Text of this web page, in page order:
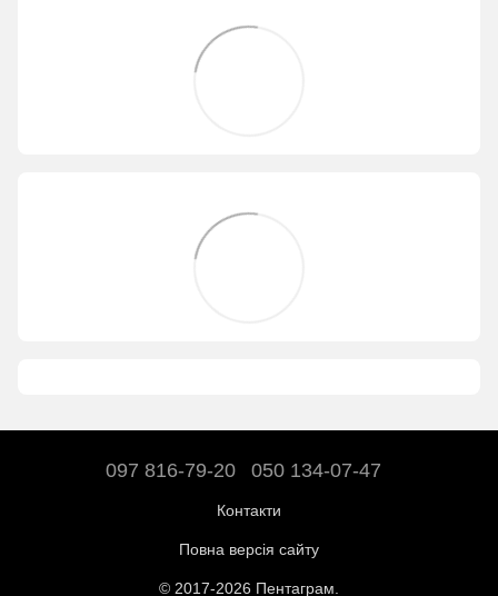
097 816-79-20 050 134-07-47
Контакти
Повна версія сайту
© 2017-2026 Пентаграм.